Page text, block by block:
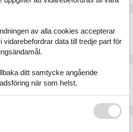
av alla cookies accepterar
data till tredje part för
ditt samtycke angående
när som helst.